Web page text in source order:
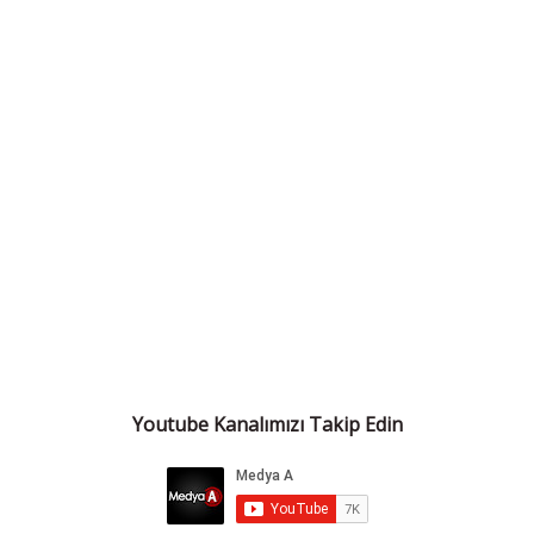
Youtube Kanalımızı Takip Edin